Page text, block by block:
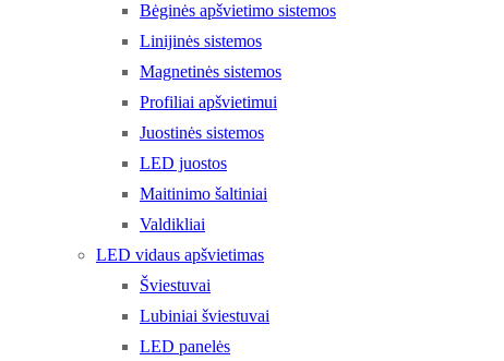
Bėginės apšvietimo sistemos
Linijinės sistemos
Magnetinės sistemos
Profiliai apšvietimui
Juostinės sistemos
LED juostos
Maitinimo šaltiniai
Valdikliai
LED vidaus apšvietimas
Šviestuvai
Lubiniai šviestuvai
LED panelės